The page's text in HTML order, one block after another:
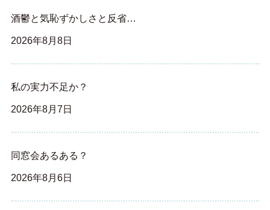
酒鬱と気恥ずかしさと反省…
2026年8月8日
私の実力不足か？
2026年8月7日
同窓会あるある？
2026年8月6日